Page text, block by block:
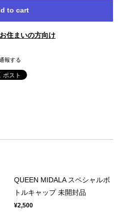
to cart
住まいの方向け
報する
QUEEN MIDALA スペシャルボ
トルキャップ 未開封品
¥2,500